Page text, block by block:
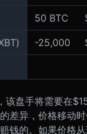
50 BTC
-25,000
该盘手将需要在
差异，价格移动
钱的。如果价格